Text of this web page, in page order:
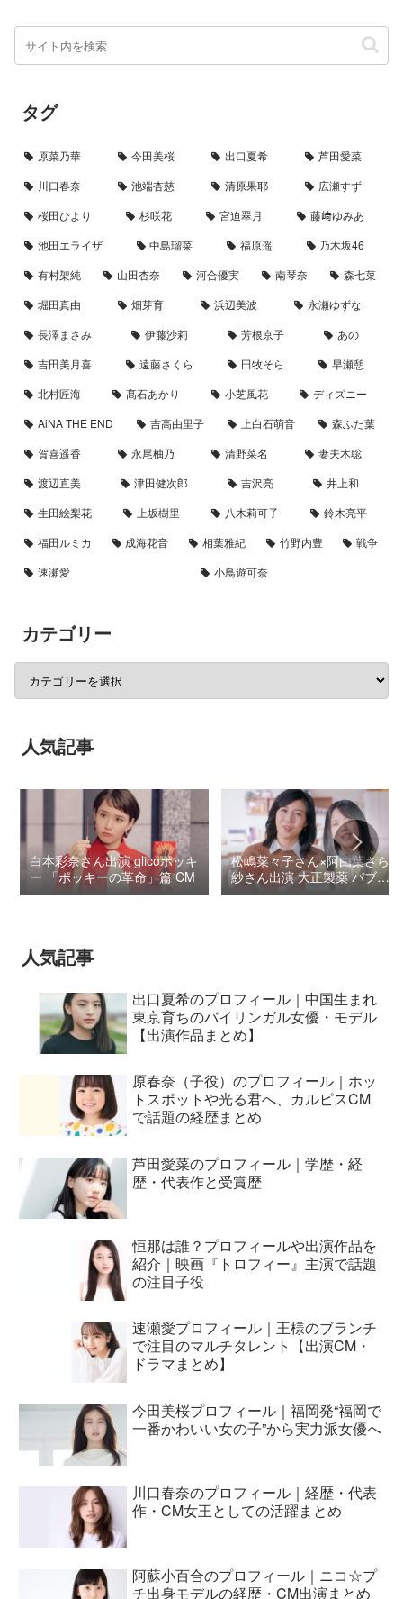
タグ
原菜乃華 今田美桜 出口夏希
芦田愛菜
川口春奈
池端杏慈 清原果耶
広瀬すず
桜田ひより
杉咲花 宮迫翠月
藤﨑ゆみあ
池田エライザ
中島瑠菜 福原遥
乃木坂46
有村架純
山田杏奈 河合優実 南琴奈
森七菜
堀田真由
畑芽育 浜辺美波
永瀬ゆずな
長澤まさみ
伊藤沙莉 芳根京子
あの
吉田美月喜
遠藤さくら 田牧そら
早瀬憩
北村匠海
髙石あかり 小芝風花
ディズニー
AiNA THE END
吉高由里子 上白石萌音
森ふた葉
賀喜遥香
永尾柚乃 清野菜名
妻夫木聡
渡辺直美
津田健次郎 吉沢亮
井上和
生田絵梨花
上坂樹里 八木莉可子
鈴木亮平
福田ルミカ
成海花音 相葉雅紀 竹野内豊
戦争
速瀬愛
小鳥遊可奈
カテゴリー
人気記事
白本彩奈さん出演 glicoポッキ
ー 「ポッキーの革命」篇 CM
松嶋菜々子さん×阿由葉さら
紗さん出演 大正製薬 パブロ
ンSゴールドW『いましよう
人気記事
出口夏希のプロフィール｜中国生まれ
東京育ちのバイリンガル女優・モデル
【出演作品まとめ】
原春奈（子役）のプロフィール｜ホッ
トスポットや光る君へ、カルピスCM
で話題の経歴まとめ
芦田愛菜のプロフィール｜学歴・経
歴・代表作と受賞歴
恒那は誰？プロフィールや出演作品を
紹介｜映画『トロフィー』主演で話題
の注目子役
速瀬愛プロフィール｜王様のブランチ
で注目のマルチタレント【出演CM・
ドラマまとめ】
今田美桜プロフィール｜福岡発“福岡で
一番かわいい女の子”から実力派女優へ
川口春奈のプロフィール｜経歴・代表
作・CM女王としての活躍まとめ
阿蘇小百合のプロフィール｜ニコ☆プ
チ出身モデルの経歴・CM出演まとめ